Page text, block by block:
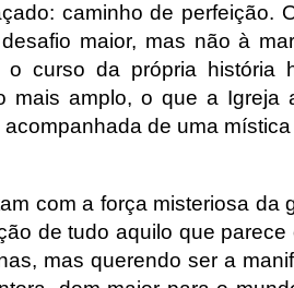
caminho de perfeição.
maior, mas não à
curso da própria história
mais amplo, o que a Igreja
de uma
com a força misteriosa da
de tudo aquilo que parece
mas querendo ser a